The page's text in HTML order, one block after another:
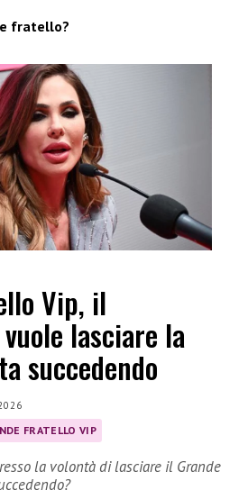
fratello?
Vip, il
lasciare la
succedendo
FRATELLO VIP
la volontà di lasciare il Grande